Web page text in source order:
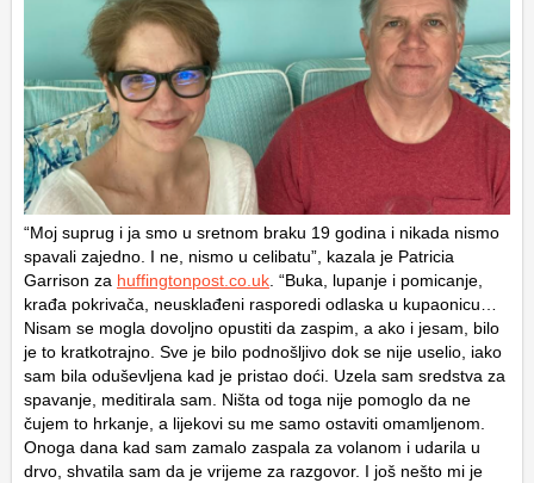
“Moj suprug i ja smo u sretnom braku 19 godina i nikada nismo
spavali zajedno. I ne, nismo u celibatu”, kazala je Patricia
Garrison za huffingtonpost.co.uk. “Buka, lupanje i pomicanje,
krađa pokrivača, neusklađeni rasporedi odlaska u kupaonicu…
Nisam se mogla dovoljno opustiti da zaspim, a ako i jesam, bilo
je to kratkotrajno. Sve je bilo podnošljivo dok se nije uselio, iako
sam bila oduševljena kad je pristao doći. Uzela sam sredstva za
spavanje, meditirala sam. Ništa od toga nije pomoglo da ne
čujem to hrkanje, a lijekovi su me samo ostaviti omamljenom.
Onoga dana kad sam zamalo zaspala za volanom i udarila u
drvo, shvatila sam da je vrijeme za razgovor. I još nešto mi je